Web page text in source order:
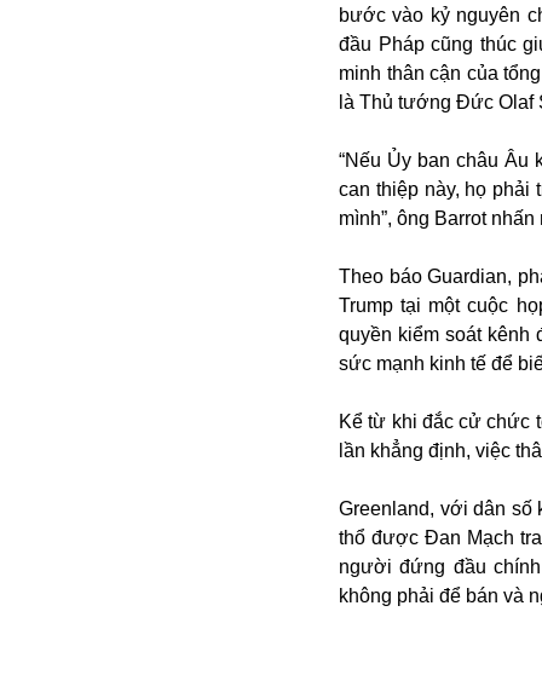
bước vào kỷ nguyên
đầu Pháp cũng thúc
minh thân cận của
là Thủ tướng Đức Olaf
“Nếu Ủy ban châu Âu
can thiệp này, họ phải
mình”, ông Barrot nhấn
Theo báo Guardian,
Trump tại một cuộc
quyền kiểm soát kênh
sức mạnh kinh tế để
Kể từ khi đắc cử chức
lần khẳng định, việc
Greenland, với dân số
thổ được Đan Mạch
người đứng đầu
không phải để bán và